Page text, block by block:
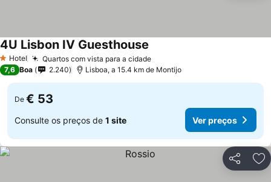
1 Estrelas
Hotel Quartos com vista para a cidade
4U Lisbon IV Guesthouse
7,6 Boa 2.240 Lisboa, a 15.4 km de Montijo
De € 53
Consulte os preços de 1 site Ver preços
Partilhar